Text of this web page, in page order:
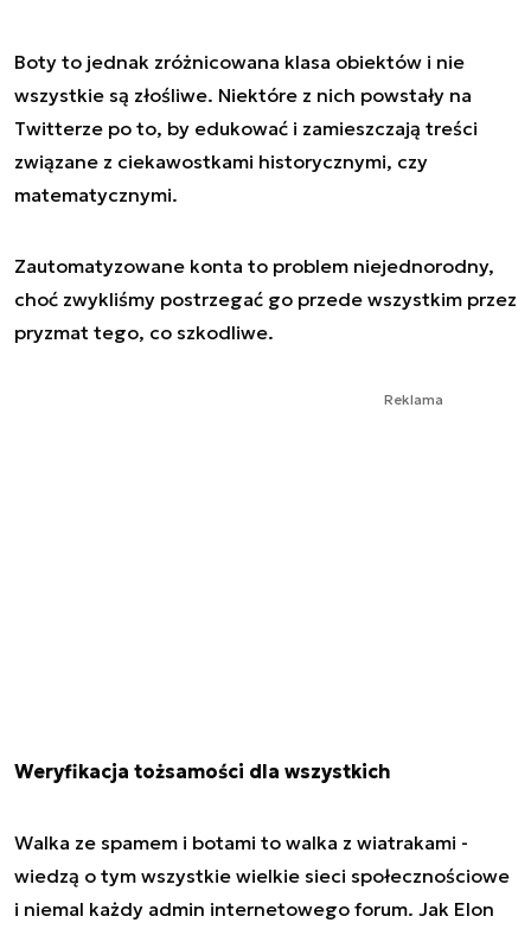
Boty to jednak zróżnicowana klasa obiektów i nie
wszystkie są złośliwe. Niektóre z nich powstały na
Twitterze po to, by edukować i zamieszczają treści
związane z ciekawostkami historycznymi, czy
matematycznymi.
Zautomatyzowane konta to problem niejednorodny,
choć zwykliśmy postrzegać go przede wszystkim przez
pryzmat tego, co szkodliwe.
Reklama
Weryfikacja tożsamości dla wszystkich
Walka ze spamem i botami to walka z wiatrakami -
wiedzą o tym wszystkie wielkie sieci społecznościowe
i niemal każdy admin internetowego forum. Jak Elon